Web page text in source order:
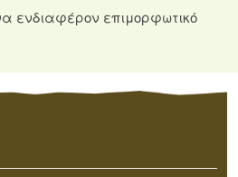
ενδιαφέρον επιμορφωτικό